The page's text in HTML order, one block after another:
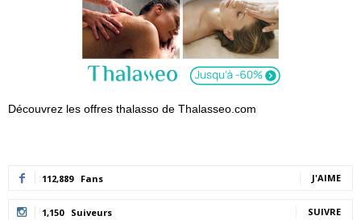
Découvrez les offres thalasso de Thalasseo.com
112,889 Fans J'AIME
1,150 Suiveurs SUIVRE